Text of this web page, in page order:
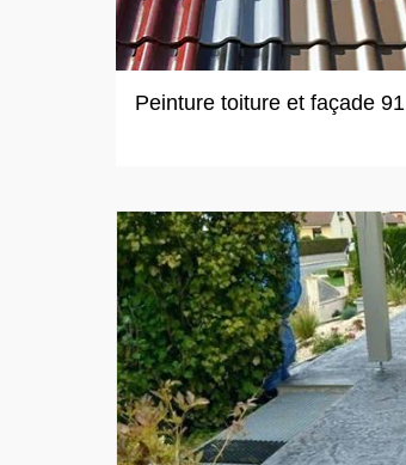
Peinture toiture et façade 91